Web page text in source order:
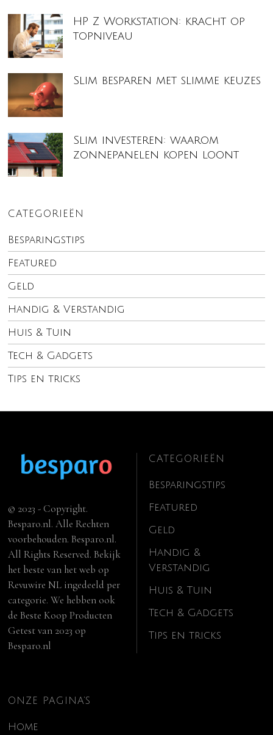
HP Z Workstation: kracht op
topniveau
Slim besparen met slimme keuzes
Slim investeren: waarom
zonnepanelen kopen loont
CATEGORIEËN
Besparingstips
Featured
Geld
Handig & Verstandig
Huis & Tuin
Tech & Gadgets
Tips en tricks
© 2023 - Copyright.
Besparo.nl. Alle Rechten
voorbehouden. Besparo.nl.
All Rights Reserved. Bekijk
het beste van het web op
Revuwire NL ingedeeld per
categorie. We hebben ook
deBeste Koop Producten
Getest van 2023 op
Besparo.nl
CATEGORIEËN
Besparingstips
Featured
Geld
Handig &
Verstandig
Huis & Tuin
Tech & Gadgets
Tips en tricks
ONZE PAGINA’S
Home